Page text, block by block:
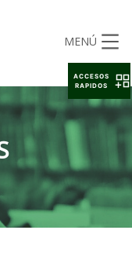
MENÚ
ACCESOS
RAPIDOS